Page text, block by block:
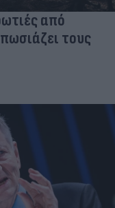
από
τους